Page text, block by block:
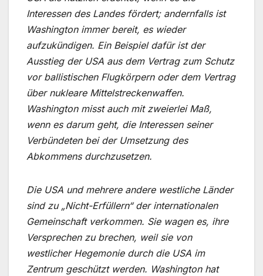
Interessen des Landes fördert; andernfalls ist
Washington immer bereit, es wieder
aufzukündigen. Ein Beispiel dafür ist der
Ausstieg der USA aus dem Vertrag zum Schutz
vor ballistischen Flugkörpern oder dem Vertrag
über nukleare Mittelstreckenwaffen.
Washington misst auch mit zweierlei Maß,
wenn es darum geht, die Interessen seiner
Verbündeten bei der Umsetzung des
Abkommens durchzusetzen.
Die USA und mehrere andere westliche Länder
sind zu „Nicht-Erfüllern“ der internationalen
Gemeinschaft verkommen. Sie wagen es, ihre
Versprechen zu brechen, weil sie von
westlicher Hegemonie durch die USA im
Zentrum geschützt werden. Washington hat